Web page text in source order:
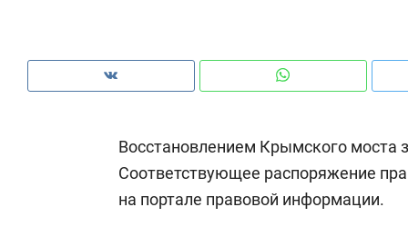
Восстановлением Крымского моста
Соответствующее распоряжение
на портале правовой информации.